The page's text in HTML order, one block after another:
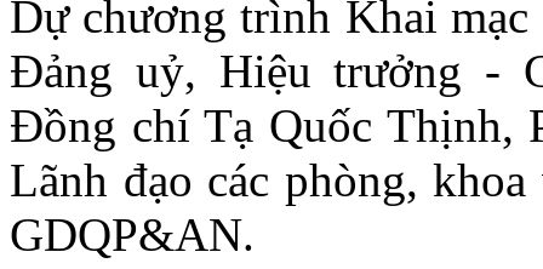
Dự chương trình Khai
Đảng uỷ, Hiệu trưởng -
Đồng chí Tạ Quốc Thịnh,
Lãnh đạo các phòng,
GDQP&AN.